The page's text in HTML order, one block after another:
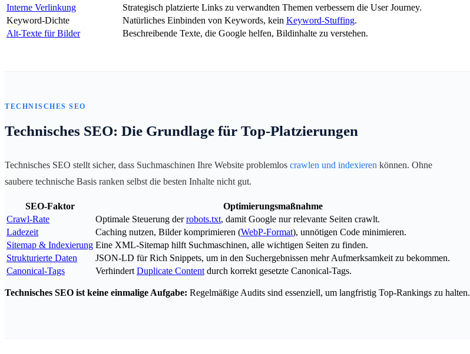
Interne Verlinkung
Strategisch platzierte Links zu verwandten Themen verbessern die User Journey.
Keyword-Dichte
Natürliches Einbinden von Keywords, kein Keyword-Stuffing.
Alt-Texte für Bilder
Beschreibende Texte, die Google helfen, Bildinhalte zu verstehen.
TECHNISCHES SEO
Technisches SEO: Die Grundlage für Top-Platzierungen
Technisches SEO stellt sicher, dass Suchmaschinen Ihre Website problemlos crawlen und indexieren können. Ohne
saubere technische Basis ranken selbst die besten Inhalte nicht gut.
SEO-Faktor
Optimierungsmaßnahme
Crawl-Rate
Optimale Steuerung derrobots.txt, damit Google nur relevante Seiten crawlt.
Ladezeit
Caching nutzen, Bilder komprimieren (WebP-Format), unnötigen Code minimieren.
Sitemap & Indexierung Eine XML-Sitemap hilft Suchmaschinen, alle wichtigen Seiten zu finden.
Strukturierte Daten
JSON-LD für Rich Snippets, um in den Suchergebnissen mehr Aufmerksamkeit zu bekommen.
Canonical-Tags
Verhindert Duplicate Content durch korrekt gesetzte Canonical-Tags.
Technisches SEO ist keine einmalige Aufgabe: Regelmäßige Audits sind essenziell, um langfristig Top-Rankings zu halten.